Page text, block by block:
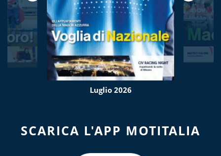
Luglio 2026
SCARICA L'APP MOTITALIA